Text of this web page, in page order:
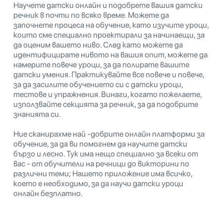
Научете датски онлайн и подобрете вашия датски
речник в почти по всяко време. Можете да
започнете процеса на обучение, като изучите уроци,
които сме специално проектирали за начинаещи, за
да оценим вашето ниво. След като можете да
идентифицирате нивото на вашия опит, можете да
намерите повече уроци, за да полирате вашите
датски умения. Практикувайте все повече и повече,
за да засилите обучението си с датски уроци,
тестове и упражнения. Винаги, когато пожелаете,
използвайте секцията за речник, за да подобрите
знанията си.
Ние сканирахме най -добрите онлайн платформи за
обучение, за да ви помогнем да научите датски
бързо и лесно. Тук има нещо специално за всеки от
вас - от обучители на речници до викторини по
различни теми; Нашето приложение има всичко,
което е необходимо, за да научи датски уроци
онлайн безплатно.